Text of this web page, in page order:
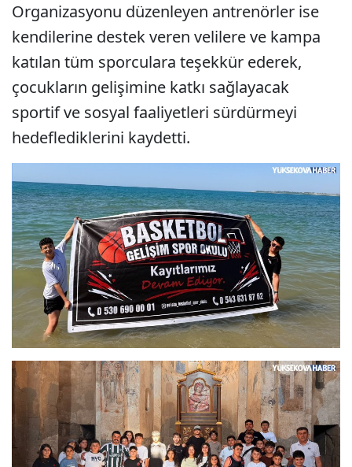
Organizasyonu düzenleyen antrenörler ise
kendilerine destek veren velilere ve kampa
katılan tüm sporculara teşekkür ederek,
çocukların gelişimine katkı sağlayacak
sportif ve sosyal faaliyetleri sürdürmeyi
hedeflediklerini kaydetti.